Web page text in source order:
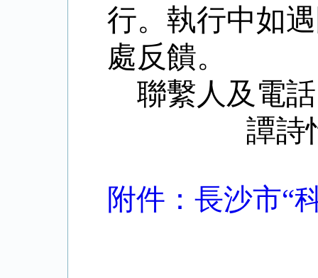
行。 執行中如
處反饋。
聯繫人 及電話
譚詩
附件：長沙市“